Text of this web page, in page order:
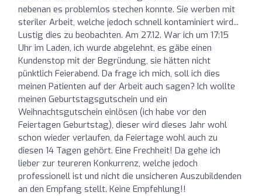
nebenan es problemlos stechen konnte. Sie werben mit
steriler Arbeit, welche jedoch schnell kontaminiert wird...
Lustig dies zu beobachten. Am 27.12. War ich um 17:15
Uhr im Laden, ich wurde abgelehnt, es gäbe einen
Kundenstop mit der Begründung, sie hätten nicht
pünktlich Feierabend. Da frage ich mich, soll ich dies
meinen Patienten auf der Arbeit auch sagen? Ich wollte
meinen Geburtstagsgutschein und ein
Weihnachtsgutschein einlösen (ich habe vor den
Feiertagen Geburtstag), dieser wird dieses Jahr wohl
schon wieder verlaufen, da Feiertage wohl auch zu
diesen 14 Tagen gehört. Eine Frechheit! Da gehe ich
lieber zur teureren Konkurrenz, welche jedoch
professionell ist und nicht die unsicheren Auszubildenden
an den Empfang stellt. Keine Empfehlung!!